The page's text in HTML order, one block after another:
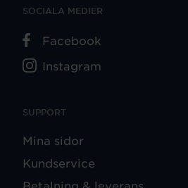
SUPPORT
Mina sidor
Kundservice
Betalning & leverans
SOCIALA MEDIER
Facebook
Instagram